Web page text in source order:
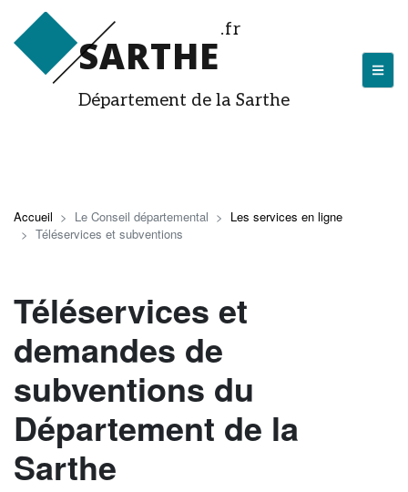
contenu
principal
SARTHE
.fr
Département de la Sarthe
J'arrive en Sarthe
Tourisme en Sarthe
Que faire en Sarthe ?
La Sarthe sportive
La Sarthe en vidéos
L'Abbaye Royale de l'Épau
Accueil Le Conseil départemental
Les services en ligne
Téléservices et subventions
Téléservices et
demandes de
subventions du
Département de la
Sarthe